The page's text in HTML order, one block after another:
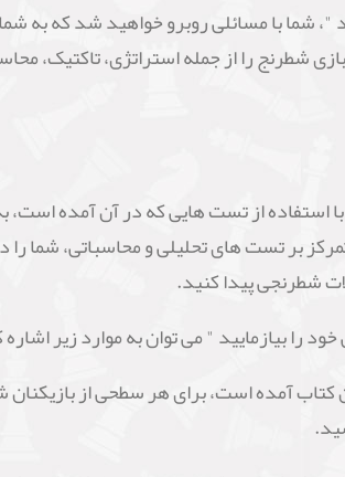
شما با مسائلی روبرو خواهید شد که به
شطرنج را از جمله استراتژی،
از تست هایی که در آن آمده است،
بر تست های تحلیلی و محاسباتی، شما
شطرنجی پیدا کنید.
بیازمایید " می توان به موارد زیر
کتاب آمده است، برای هر سطحی از